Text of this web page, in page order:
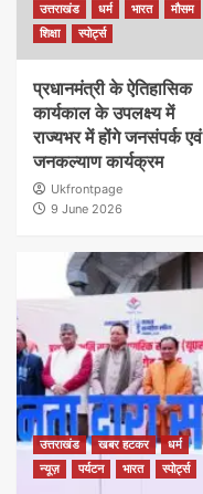
उत्तराखंड धर्म भारत
मौसम
शिक्षा
स्पोर्ट्स
प्रधानमंत्री के ऐतिहासिक
कार्यकाल के उपलक्ष्य में
राज्यभर में होंगे जनसंपर्क एवं
जनकल्याण कार्यक्रम
Ukfrontpage
9 June 2026
उत्तराखंड खबर हटकर
धर्म
न्यूज़
पर्यटन भारत स्पोर्ट्स